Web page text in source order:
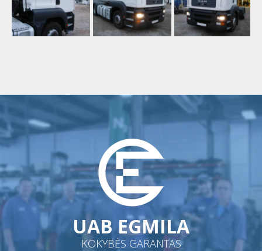
UAB EGMILA
KOKYBĖS GARANTAS